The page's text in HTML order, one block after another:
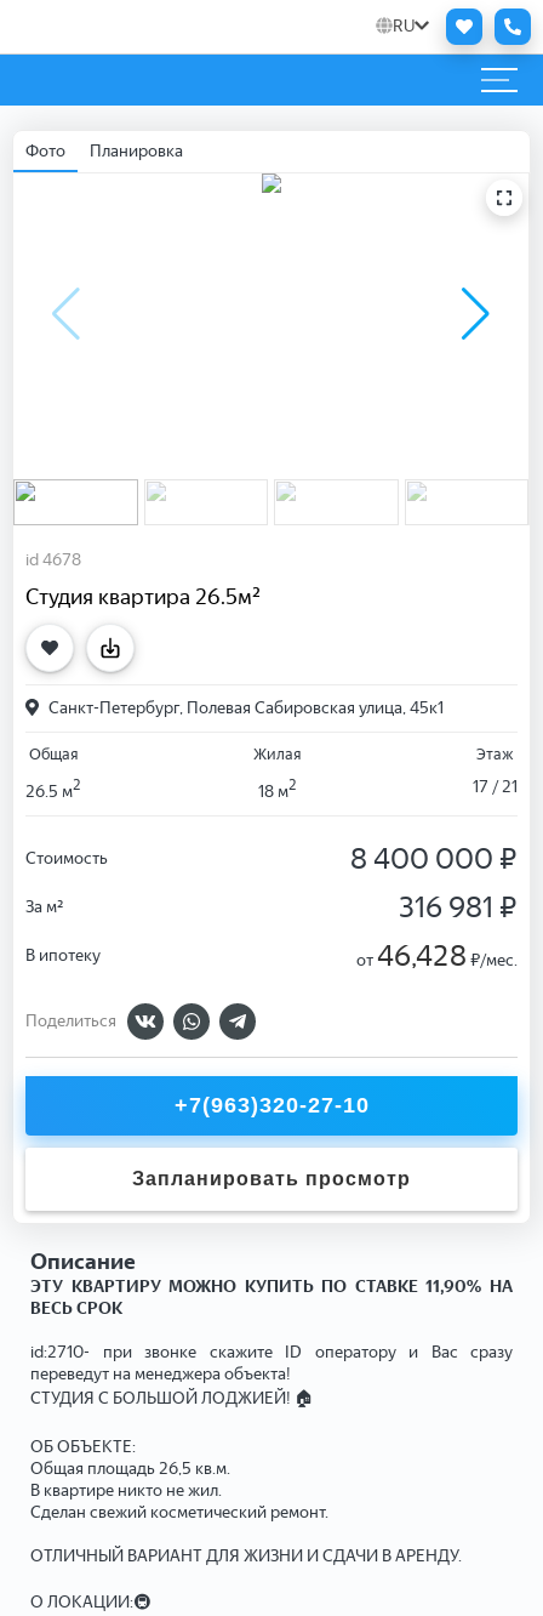
RU
Фото Планировка
id 4678
Студия квартира 26.5м²
Санкт-Петербург, Полевая Сабировская улица, 45к1
Общая
26.5 м2
Жилая
18 м2
Этаж
17 / 21
Стоимость 8 400 000 ₽
За м² 316 981 ₽
В ипотеку от 46,428 ₽/мес.
Поделиться
+7(963)320-27-10
Запланировать просмотр
Описание
ЭТУ КВАРТИРУ МОЖНО КУПИТЬ ПО СТАВКЕ 11,90% НА
ВЕСЬ СРОК
id:2710- при звонке скажите ID оператору и Вас сразу
переведут на менеджера объекта!
СТУДИЯ С БОЛЬШОЙ ЛОДЖИЕЙ! 🏠
ОБ ОБЪЕКТЕ:
Общая площадь 26,5 кв.м.
В квартире никто не жил.
Сделан свежий косметический ремонт.
ОТЛИЧНЫЙ ВАРИАНТ ДЛЯ ЖИЗНИ И СДАЧИ В АРЕНДУ.
О ЛОКАЦИИ:🚇